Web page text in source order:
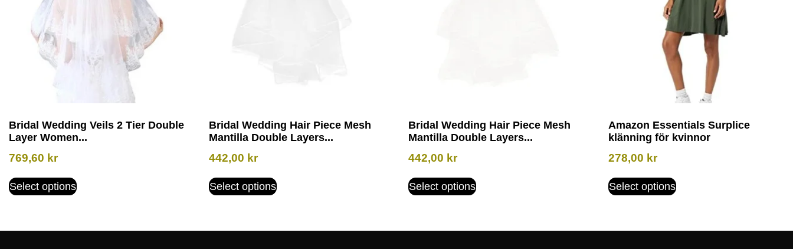
Bridal Wedding Veils 2 Tier Double
Layer Women...
769,60 kr
Select options
Bridal Wedding Hair Piece Mesh
Mantilla Double Layers...
442,00 kr
Select options
Bridal Wedding Hair Piece Mesh
Mantilla Double Layers...
442,00 kr
Select options
Amazon Essentials Surplice
klänning för kvinnor
278,00 kr
Select options